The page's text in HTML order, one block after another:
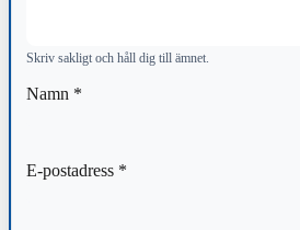
Skriv sakligt och håll dig till ämnet.
Namn *
E-postadress *